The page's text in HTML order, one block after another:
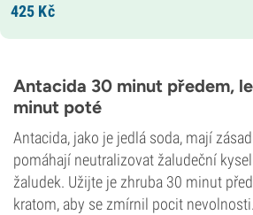
425 Kč
Antacida 30 minut předem,
minut poté
Antacida, jako je jedlá soda, mají
pomáhají neutralizovat žaludeční
žaludek. Užijte je zhruba 30 minut
kratom, aby se zmírnil pocit nevolnosti.